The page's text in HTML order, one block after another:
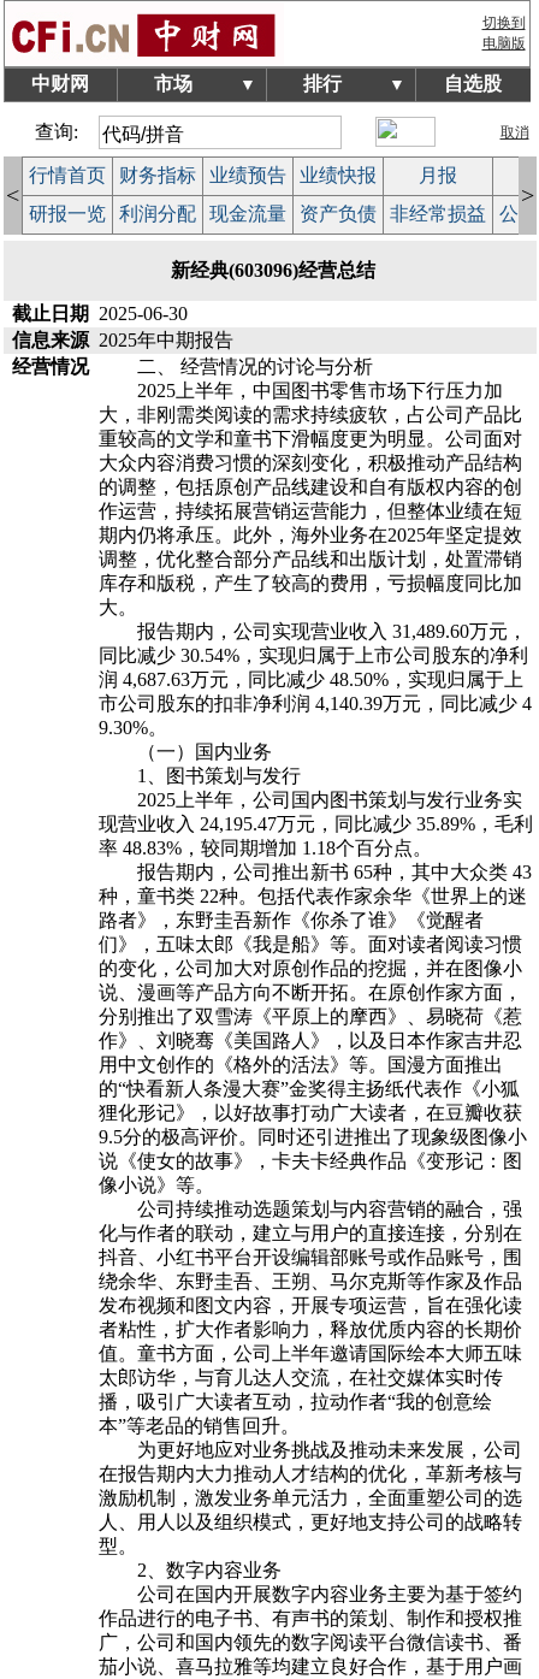
切换到
电脑版
中财网 市场 ▼ 排行 ▼ 自选股
查询: 取消
<
行情首页 财务指标 业绩预告 业绩快报 月报
研报一览
利润分配 现金流量 资产负债 非经常损益 公
>
新经典(603096)经营总结
截止日期
2025-06-30
信息来源 2025年中期报告
经营情况
二、 经营情况的讨论与分析
2025上半年，中国图书零售市场下行压力加
大，非刚需类阅读的需求持续疲软，占公司产品比
重较高的文学和童书下滑幅度更为明显。公司面对
大众内容消费习惯的深刻变化，积极推动产品结构
的调整，包括原创产品线建设和自有版权内容的创
作运营，持续拓展营销运营能力，但整体业绩在短
期内仍将承压。此外，海外业务在2025年坚定提效
调整，优化整合部分产品线和出版计划，处置滞销
库存和版税，产生了较高的费用，亏损幅度同比加
大。
报告期内，公司实现营业收入 31,489.60万元，
同比减少 30.54%，实现归属于上市公司股东的净利
润 4,687.63万元，同比减少 48.50%，实现归属于上
市公司股东的扣非净利润 4,140.39万元，同比减少 4
9.30%。
（一）国内业务
1、图书策划与发行
2025上半年，公司国内图书策划与发行业务实
现营业收入 24,195.47万元，同比减少 35.89%，毛利
率 48.83%，较同期增加 1.18个百分点。
报告期内，公司推出新书 65种，其中大众类 43
种，童书类 22种。包括代表作家余华《世界上的迷
路者》，东野圭吾新作《你杀了谁》《觉醒者
们》，五味太郎《我是船》等。面对读者阅读习惯
的变化，公司加大对原创作品的挖掘，并在图像小
说、漫画等产品方向不断开拓。在原创作家方面，
分别推出了双雪涛《平原上的摩西》、易晓荷《惹
作》、刘晓骞《美国路人》，以及日本作家吉井忍
用中文创作的《格外的活法》等。国漫方面推出
的“快看新人条漫大赛”金奖得主扬纸代表作《小狐
狸化形记》，以好故事打动广大读者，在豆瓣收获
9.5分的极高评价。同时还引进推出了现象级图像小
说《使女的故事》，卡夫卡经典作品《变形记：图
像小说》等。
公司持续推动选题策划与内容营销的融合，强
化与作者的联动，建立与用户的直接连接，分别在
抖音、小红书平台开设编辑部账号或作品账号，围
绕余华、东野圭吾、王朔、马尔克斯等作家及作品
发布视频和图文内容，开展专项运营，旨在强化读
者粘性，扩大作者影响力，释放优质内容的长期价
值。童书方面，公司上半年邀请国际绘本大师五味
太郎访华，与育儿达人交流，在社交媒体实时传
播，吸引广大读者互动，拉动作者“我的创意绘
本”等老品的销售回升。
为更好地应对业务挑战及推动未来发展，公司
在报告期内大力推动人才结构的优化，革新考核与
激励机制，激发业务单元活力，全面重塑公司的选
人、用人以及组织模式，更好地支持公司的战略转
型。
2、数字内容业务
公司在国内开展数字内容业务主要为基于签约
作品进行的电子书、有声书的策划、制作和授权推
广，公司和国内领先的数字阅读平台微信读书、番
茄小说、喜马拉雅等均建立良好合作，基于用户画